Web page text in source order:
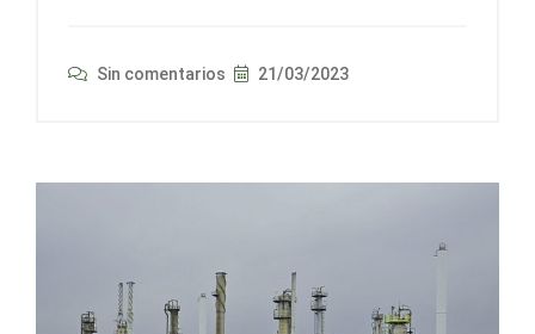
Sin comentarios 21/03/2023